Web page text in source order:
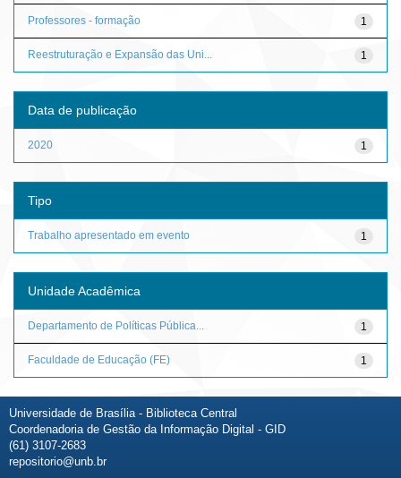
1
Professores - formação
1
Reestruturação e Expansão das Uni...
Data de publicação
1
2020
Tipo
1
Trabalho apresentado em evento
Unidade Acadêmica
1
Departamento de Políticas Pública...
1
Faculdade de Educação (FE)
Universidade de Brasília - Biblioteca Central
Coordenadoria de Gestão da Informação Digital - GID
(61) 3107-2683
repositorio@unb.br